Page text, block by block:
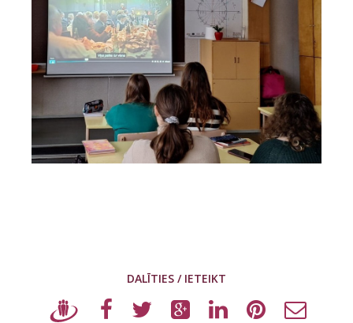
DALĪTIES / IETEIKT